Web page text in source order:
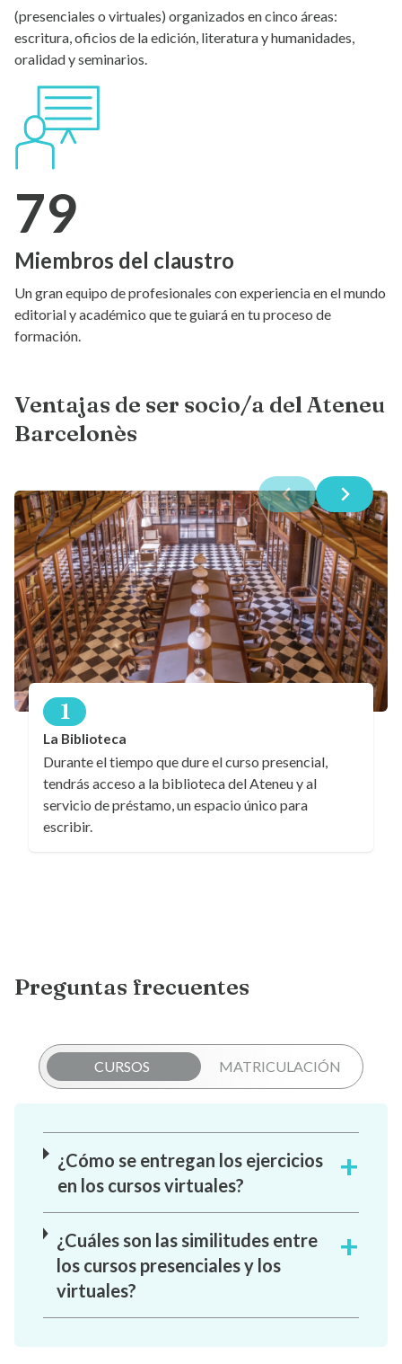
(presenciales o virtuales) organizados en cinco áreas:
escritura, oficios de la edición, literatura y humanidades,
oralidad y seminarios.
79
Miembros del claustro
Un gran equipo de profesionales con experiencia en el mundo
editorial y académico que te guiará en tu proceso de
formación.
Ventajas de ser socio/a del Ateneu
Barcelonès
1
La Biblioteca
Durante el tiempo que dure el curso presencial,
tendrás acceso a la biblioteca del Ateneu y al
servicio de préstamo, un espacio único para
escribir.
Preguntas frecuentes
CURSOS MATRICULACIÓN
¿Cómo se entregan los ejercicios
en los cursos virtuales?
¿Cuáles son las similitudes entre
los cursos presenciales y los
virtuales?